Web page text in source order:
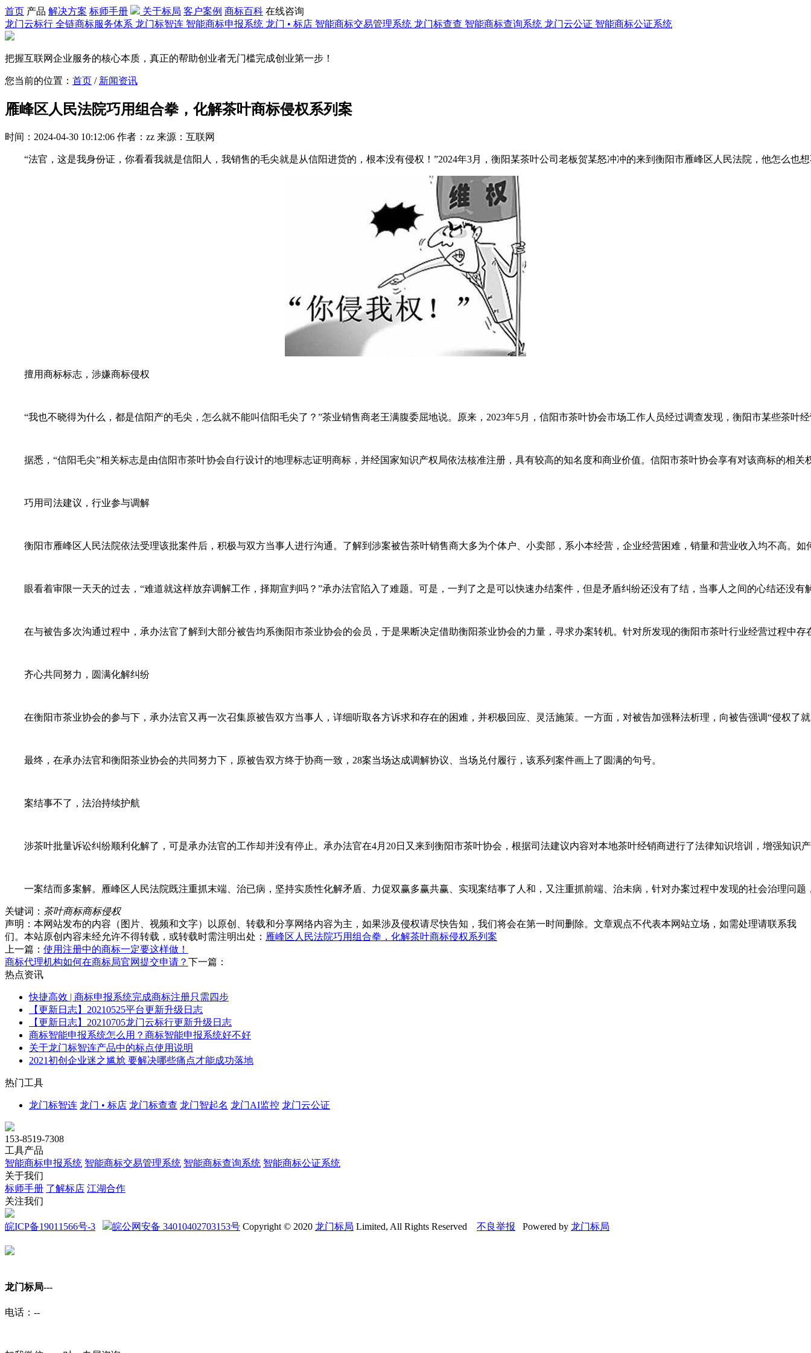
首页 产品 解决方案 标师手册 关于标局 客户案例 商标百科 在线咨询
龙门云标行 全链商标服务体系 龙门标智连 智能商标申报系统 龙门 • 标店 智能商标交易管理系统 龙门标查查 智能商标查询系统 龙门云公证 智能商标公证系统
把握互联网企业服务的核心本质，真正的帮助创业者无门槛完成创业第一步！
您当前的位置： 首页 / 新闻资讯
雁峰区人民法院巧用组合拳，化解茶叶商标侵权系列案
时间：2024-04-30 10:12:06 作者：zz 来源：互联网
“法官，这是我身份证，你看看我就是信阳人，我销售的毛尖就是从信阳进货的，根本没有侵权！”2024年3月，衡阳某茶叶公司老板贺某怒冲冲的来到衡阳市雁峰区人民法院，他怎么也
擅用商标标志，涉嫌商标侵权
“我也不晓得为什么，都是信阳产的毛尖，怎么就不能叫信阳毛尖了？”茶业销售商老王满腹委屈地说。原来，2023年5月，信阳市茶叶协会市场工作人员经过调查发现，衡阳市某些茶
据悉，“信阳毛尖”相关标志是由信阳市茶叶协会自行设计的地理标志证明商标，并经国家知识产权局依法核准注册，具有较高的知名度和商业价值。信阳市茶叶协会享有对该商标的相
巧用司法建议，行业参与调解
衡阳市雁峰区人民法院依法受理该批案件后，积极与双方当事人进行沟通。了解到涉案被告茶叶销售商大多为个体户、小卖部，系小本经营，企业经营困难，销量和营业收入均不高。
眼看着审限一天天的过去，“难道就这样放弃调解工作，择期宣判吗？”承办法官陷入了难题。可是，一判了之是可以快速办结案件，但是矛盾纠纷还没有了结，当事人之间的心结还没有
在与被告多次沟通过程中，承办法官了解到大部分被告均系衡阳市茶业协会的会员，于是果断决定借助衡阳茶业协会的力量，寻求办案转机。针对所发现的衡阳市茶叶行业经营过程中
齐心共同努力，圆满化解纠纷
在衡阳市茶业协会的参与下，承办法官又再一次召集原被告双方当事人，详细听取各方诉求和存在的困难，并积极回应、灵活施策。一方面，对被告加强释法析理，向被告强调“侵权
最终，在承办法官和衡阳茶业协会的共同努力下，原被告双方终于协商一致，28案当场达成调解协议、当场兑付履行，该系列案件画上了圆满的句号。
案结事不了，法治持续护航
涉茶叶批量诉讼纠纷顺利化解了，可是承办法官的工作却并没有停止。承办法官在4月20日又来到衡阳市茶叶协会，根据司法建议内容对本地茶叶经销商进行了法律知识培训，增强知
一案结而多案解。雁峰区人民法院既注重抓末端、治已病，坚持实质性化解矛盾、力促双赢多赢共赢、实现案结事了人和，又注重抓前端、治未病，针对办案过程中发现的社会治理问
关键词： 茶叶商标商标侵权
声明：本网站发布的内容（图片、视频和文字）以原创、转载和分享网络内容为主，如果涉及侵权请尽快告知，我们将会在第一时间删除。文章观点不代表本网站立场，如需处理请联系我
们。本站原创内容未经允许不得转载，或转载时需注明出处： 雁峰区人民法院巧用组合拳，化解茶叶商标侵权系列案
上一篇： 使用注册中的商标一定要这样做！
商标代理机构如何在商标局官网提交申请？ 下一篇：
热点资讯
快捷高效 | 商标申报系统完成商标注册只需四步
【更新日志】20210525平台更新升级日志
【更新日志】20210705龙门云标行更新升级日志
商标智能申报系统怎么用？商标智能申报系统好不好
关于龙门标智连产品中的标点使用说明
2021初创企业迷之尴尬 要解决哪些痛点才能成功落地
热门工具
龙门标智连 龙门 • 标店 龙门标查查 龙门智起名 龙门AI监控 龙门云公证
153-8519-7308
工具产品
智能商标申报系统 智能商标交易管理系统 智能商标查询系统 智能商标公证系统
关于我们
标师手册 了解标店 江湖合作
关注我们
皖ICP备19011566号-3 皖公网安备 34010402703153号 Copyright © 2020 龙门标局 Limited, All Rights Reserved 不良举报 Powered by 龙门标局
龙门标局---
电话： --